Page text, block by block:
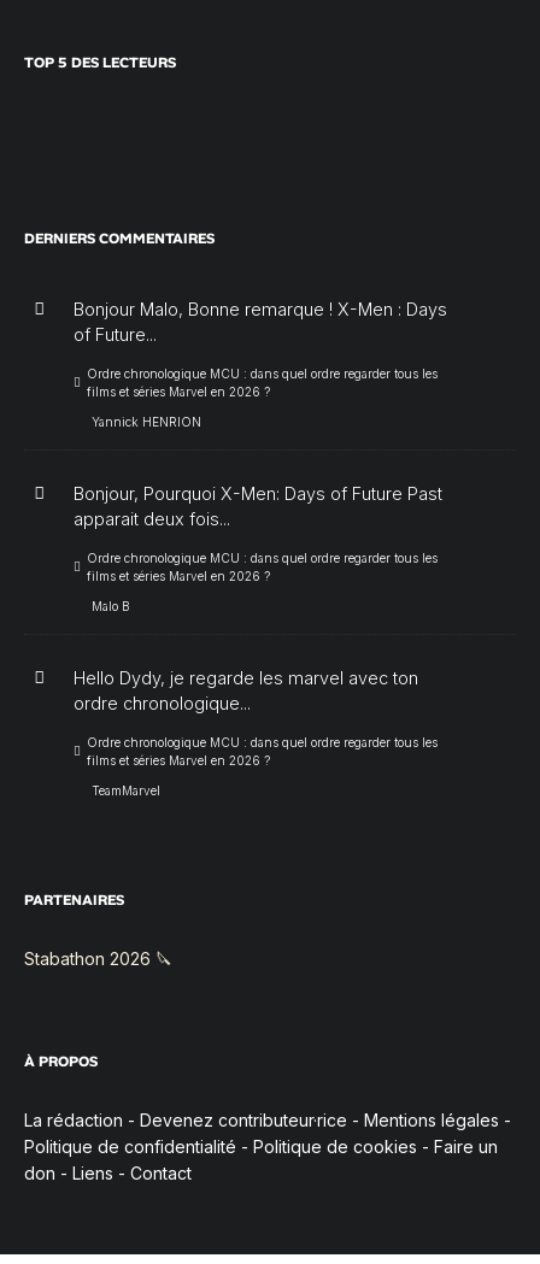
TOP 5 DES LECTEURS
DERNIERS COMMENTAIRES
Bonjour Malo, Bonne remarque ! X-Men : Days
of Future...
Ordre chronologique MCU : dans quel ordre regarder tous les
films et séries Marvel en 2026 ?
Yannick HENRION
Bonjour, Pourquoi X-Men: Days of Future Past
apparait deux fois...
Ordre chronologique MCU : dans quel ordre regarder tous les
films et séries Marvel en 2026 ?
Malo B
Hello Dydy, je regarde les marvel avec ton
ordre chronologique...
Ordre chronologique MCU : dans quel ordre regarder tous les
films et séries Marvel en 2026 ?
TeamMarvel
PARTENAIRES
Stabathon 2026 🔪
À PROPOS
La rédaction - Devenez contributeur·rice - Mentions légales -
Politique de confidentialité - Politique de cookies - Faire un
don - Liens - Contact